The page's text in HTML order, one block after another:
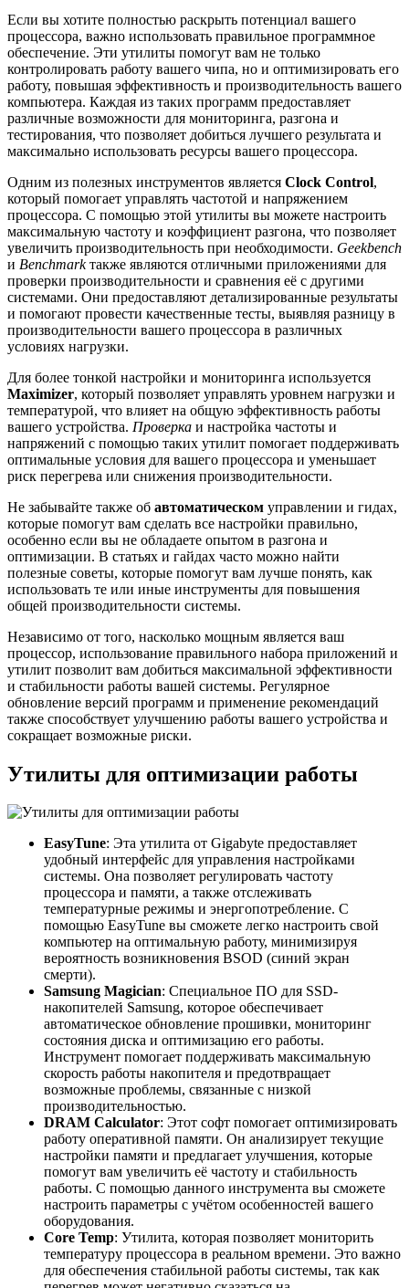
Если вы хотите полностью раскрыть потенциал вашего
процессора, важно использовать правильное программное
обеспечение. Эти утилиты помогут вам не только
контролировать работу вашего чипа, но и оптимизировать его
работу, повышая эффективность и производительность вашего
компьютера. Каждая из таких программ предоставляет
различные возможности для мониторинга, разгона и
тестирования, что позволяет добиться лучшего результата и
максимально использовать ресурсы вашего процессора.
Одним из полезных инструментов является Clock Control,
который помогает управлять частотой и напряжением
процессора. С помощью этой утилиты вы можете настроить
максимальную частоту и коэффициент разгона, что позволяет
увеличить производительность при необходимости. Geekbench
и Benchmarkтакже являются отличными приложениями для
проверки производительности и сравнения её с другими
системами. Они предоставляют детализированные результаты
и помогают провести качественные тесты, выявляя разницу в
производительности вашего процессора в различных
условиях нагрузки.
Для более тонкой настройки и мониторинга используется
Maximizer, который позволяет управлять уровнем нагрузки и
температурой, что влияет на общую эффективность работы
вашего устройства. Проверка и настройка частоты и
напряжений с помощью таких утилит помогает поддерживать
оптимальные условия для вашего процессора и уменьшает
риск перегрева или снижения производительности.
Не забывайте также об автоматическом управлении и гидах,
которые помогут вам сделать все настройки правильно,
особенно если вы не обладаете опытом в разгона и
оптимизации. В статьях и гайдах часто можно найти
полезные советы, которые помогут вам лучше понять, как
использовать те или иные инструменты для повышения
общей производительности системы.
Независимо от того, насколько мощным является ваш
процессор, использование правильного набора приложений и
утилит позволит вам добиться максимальной эффективности
и стабильности работы вашей системы. Регулярное
обновление версий программ и применение рекомендаций
также способствует улучшению работы вашего устройства и
сокращает возможные риски.
Утилиты для оптимизации работы
EasyTune: Эта утилита от Gigabyte предоставляет
удобный интерфейс для управления настройками
системы. Она позволяет регулировать частоту
процессора и памяти, а также отслеживать
температурные режимы и энергопотребление. С
помощью EasyTune вы сможете легко настроить свой
компьютер на оптимальную работу, минимизируя
вероятность возникновения BSOD (синий экран
смерти).
Samsung Magician: Специальное ПО для SSD-
накопителей Samsung, которое обеспечивает
автоматическое обновление прошивки, мониторинг
состояния диска и оптимизацию его работы.
Инструмент помогает поддерживать максимальную
скорость работы накопителя и предотвращает
возможные проблемы, связанные с низкой
производительностью.
DRAM Calculator: Этот софт помогает оптимизировать
работу оперативной памяти. Он анализирует текущие
настройки памяти и предлагает улучшения, которые
помогут вам увеличить её частоту и стабильность
работы. С помощью данного инструмента вы сможете
настроить параметры с учётом особенностей вашего
оборудования.
Core Temp: Утилита, которая позволяет мониторить
температуру процессора в реальном времени. Это важно
для обеспечения стабильной работы системы, так как